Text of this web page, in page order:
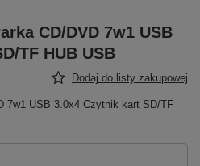
CD/DVD 7w1 USB
TF HUB USB
Dodaj do listy zakupowej
7w1 USB 3.0x4 Czytnik kart SD/TF